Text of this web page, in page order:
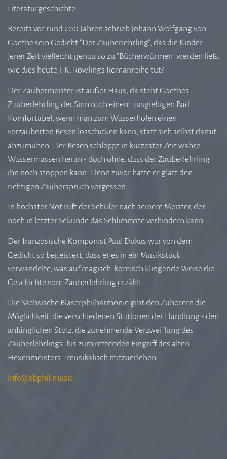
Literaturgeschichte.
Bereits vor rund 200 Jahren schrieb Johann Wolfgang von
Goethe sein Gedicht "Der Zauberlehrling", das die Kinder
jener Zeit vielleicht genau so zu "Bücherwürmen" werden ließ,
wie dies heute J. K. Rowlings Romanreihe tut?
Der Zaubermeister ist außer Haus, da steht Goethes
Zauberlehrling der Sinn nach einem ausgiebigen Bad.
Komfortabel, wenn man zum Wasserholen einen
verzauberten Besen losschicken kann, statt sich selbst damit
abzumühen. Der Besen schleppt in kürzester Zeit wahre
Wassermassen heran - doch ohne, dass der Zauberlehrling
ihn noch stoppen kann! Denn zuvor hatte er glatt den
richtigen Zauberspruch vergessen.
In höchster Not ruft der Schüler nach seinem Meister, der
noch in letzter Sekunde das Schlimmste verhindern kann.
Der französische Komponist Paul Dukas war von dem
Gedicht so begeistert, dass er es in ein Musikstück
verwandelte, was auf magisch-komisch klingende Weise die
Geschichte vom Zauberlehrling erzählt.
Die Sächsische Bläserphilharmonie gibt den Zuhörern die
Möglichkeit, die verschiedenen Stationen der Handlung - den
anfänglichen Stolz, die zunehmende Verzweiflung des
Zauberlehrlings, bis zum rettenden Eingriff des alten
Hexenmeisters - musikalisch mitzuerleben.